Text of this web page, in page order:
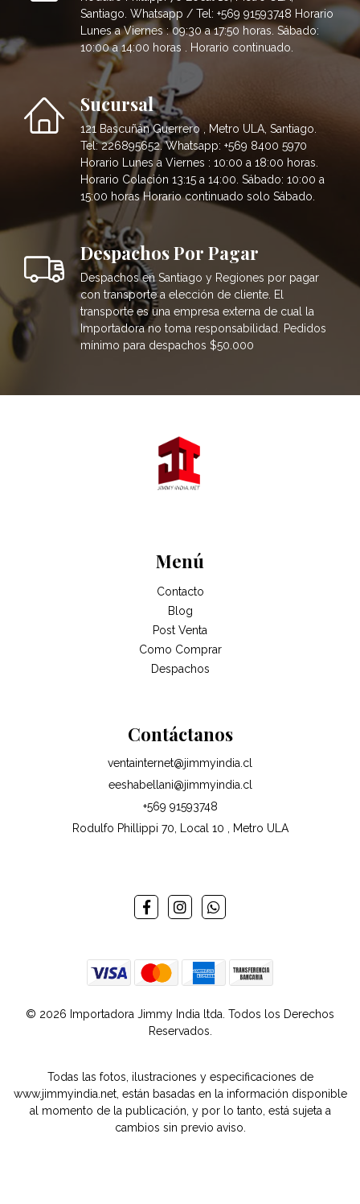
Santiago. Whatsapp / Tel: +569 91593748 Horario
Lunes a Viernes : 09:30 a 17:50 horas. Sábado:
10:00 a 14:00 horas . Horario continuado.
Sucursal
121 Bascuñán Guerrero , Metro ULA, Santiago.
Tel: 226895652. Whatsapp: +569 8400 5970
Horario Lunes a Viernes : 10:00 a 18:00 horas.
Horario Colación 13:15 a 14:00. Sábado: 10:00 a
15:00 horas Horario continuado solo Sábado.
Despachos Por Pagar
Despachos en Santiago y Regiones por pagar
con transporte a elección de cliente. El
transporte es una empresa externa de cual la
Importadora no toma responsabilidad. Pedidos
mínimo para despachos $50.000
Menú
Contacto
Blog
Post Venta
Como Comprar
Despachos
Contáctanos
ventainternet@jimmyindia.cl
eeshabellani@jimmyindia.cl
+569 91593748
Rodulfo Phillippi 70, Local 10 , Metro ULA
© 2026 Importadora Jimmy India ltda. Todos los Derechos
Reservados.
Todas las fotos, ilustraciones y especificaciones de
www.jimmyindia.net, están basadas en la información disponible
al momento de la publicación, y por lo tanto, está sujeta a
cambios sin previo aviso.